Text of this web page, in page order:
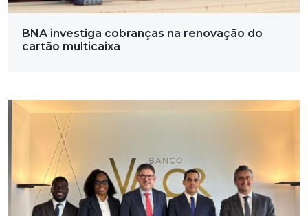
BNA investiga cobranças na renovação do
cartão multicaixa